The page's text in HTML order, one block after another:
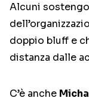
Alcuni
doppio bluff e
distanza dalle
C’è anche